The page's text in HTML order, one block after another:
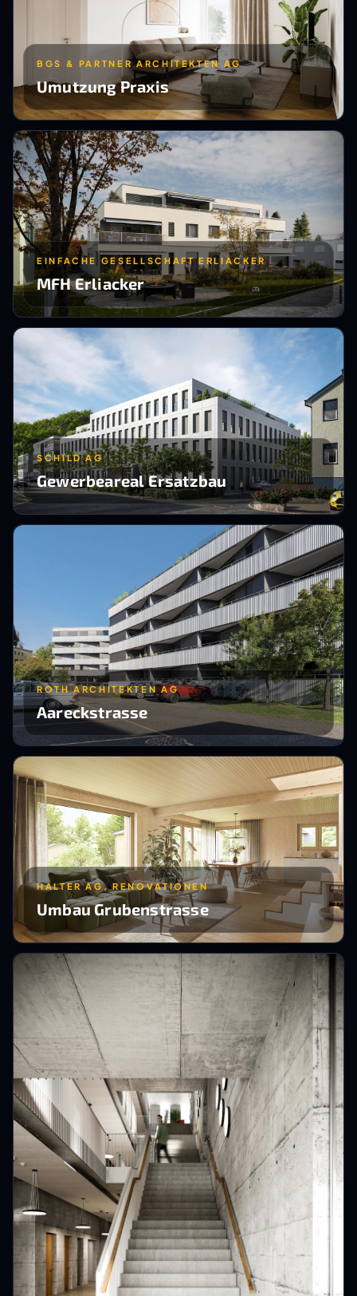
BGS & PARTNER ARCHITEKTEN AG
Umutzung Praxis
EINFACHE GESELLSCHAFT ERLIACKER
MFH Erliacker
SCHILD AG
Gewerbeareal Ersatzbau
ROTH ARCHITEKTEN AG
Aareckstrasse
HALTER AG, RENOVATIONEN
Umbau Grubenstrasse